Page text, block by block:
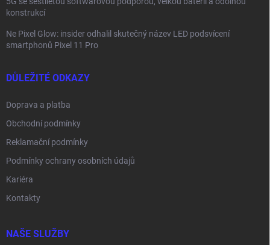
konstrukcí
Ne Pixel Glow: insider odhalil skutečný název LED podsvícení
smartphonů Pixel 11 Pro
DŮLEŽITÉ ODKAZY
Doprava a platba
Obchodní podmínky
Reklamační podmínky
Podmínky ochrany osobních údajů
Kariéra
Kontakty
NAŠE SLUŽBY